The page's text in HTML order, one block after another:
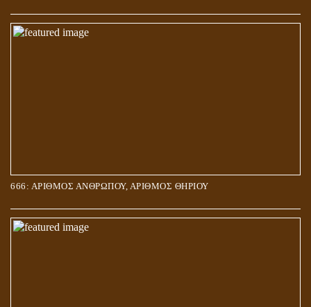
666: ΑΡΙΘΜΟΣ ΑΝΘΡΩΠΟΥ, ΑΡΙΘΜΟΣ ΘΗΡΙΟΥ